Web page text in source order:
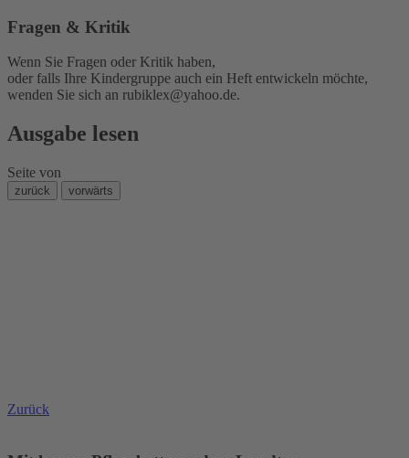
Fragen & Kritik
Wenn Sie Fragen oder Kritik haben,
oder falls Ihre Kindergruppe auch ein Heft entwickeln möchte,
wenden Sie sich an rubiklex@yahoo.de.
Ausgabe lesen
Seite von
zurück vorwärts
Zurück